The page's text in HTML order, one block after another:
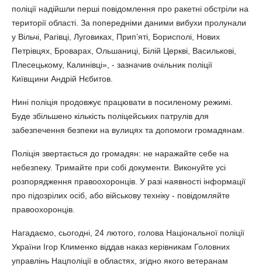
поліції надійшли перші повідомлення про ракетні обстріли на
території області. За попередніми даними вибухи пролунали
у Вільчі, Рагівці, Луговиках, Прип’яті, Борисполі, Нових
Петрівцях, Броварах, Ольшаниці, Білій Церкві, Василькові,
Плесецькому, Калинівці», - зазначив очільник поліції
Київщини Андрій Нєбитов.
Нині поліція продовжує працювати в посиленому режимі.
Буде збільшено кількість поліцейських патрулів для
забезпечення безпеки на вулицях та допомоги громадянам.
Поліція звертається до громадян: не наражайте себе на
небезпеку. Тримайте при собі документи. Виконуйте усі
розпорядження правоохоронців. У разі наявності інформації
про підозрілих осіб, або військову техніку - повідомляйте
правоохоронців.
Нагадаємо, сьогодні, 24 лютого, голова Національної поліції
України Ігор Клименко віддав наказ керівникам Головних
управлінь Нацполіції в областях, згідно якого ветеранам